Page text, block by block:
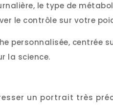
le type de
le contrôle sur votre
personnalisée,
la science.
un portrait très